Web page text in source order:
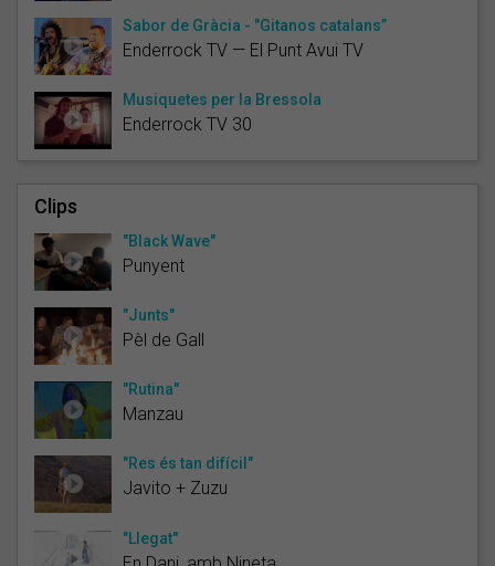
Sabor de Gràcia - "Gitanos catalans”
Enderrock TV — El Punt Avui TV
Musiquetes per la Bressola
Enderrock TV 30
Clips
"Black Wave"
Punyent
"Junts"
Pèl de Gall
"Rutina"
Manzau
"Res és tan difícil"
Javito + Zuzu
"Llegat"